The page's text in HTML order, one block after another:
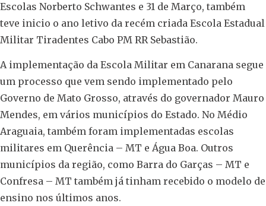
Escolas Norberto Schwantes e 31 de Março, também
teve inicio o ano letivo da recém criada Escola Estadual
Militar Tiradentes Cabo PM RR Sebastião.
A implementação da Escola Militar em Canarana segue
um processo que vem sendo implementado pelo
Governo de Mato Grosso, através do governador Mauro
Mendes, em vários municípios do Estado. No Médio
Araguaia, também foram implementadas escolas
militares em Querência – MT e Água Boa. Outros
municípios da região, como Barra do Garças – MT e
Confresa – MT também já tinham recebido o modelo de
ensino nos últimos anos.